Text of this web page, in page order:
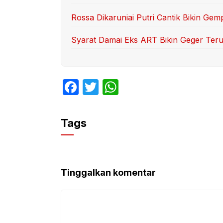
Rossa Dikaruniai Putri Cantik Bikin
Syarat Damai Eks ART Bikin Geger
F
c
e
o
o
T
p
p
Tags
Tinggalkan komentar